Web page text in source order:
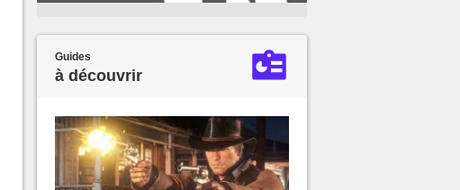
Guides
à découvrir